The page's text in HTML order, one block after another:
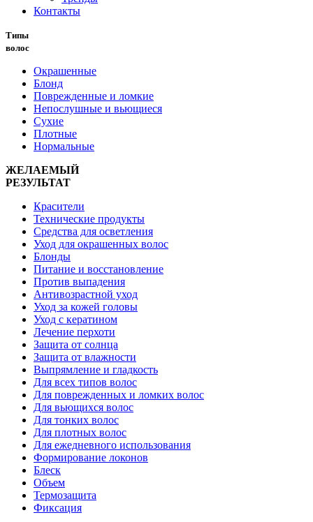
Контакты
Типы
волос
Окрашенные
Блонд
Поврежденные и ломкие
Непослушные и вьющиеся
Сухие
Плотные
Нормальные
ЖЕЛАЕМЫЙ
РЕЗУЛЬТАТ
Красители
Технические продукты
Средства для осветления
Уход для окрашенных волос
Блонды
Питание и восстановление
Против выпадения
Антивозрастной уход
Уход за кожей головы
Уход с кератином
Лечение перхоти
Защита от солнца
Защита от влажности
Выпрямление и гладкость
Для всех типов волос
Для поврежденных и ломких волос
Для вьющихся волос
Для тонких волос
Для плотных волос
Для ежедневного использования
Формирование локонов
Блеск
Объем
Термозащита
Фиксация